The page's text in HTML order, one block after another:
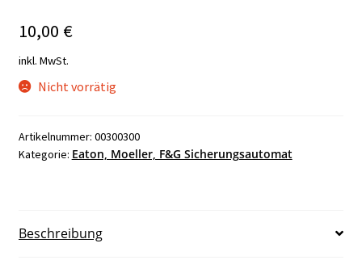
10,00 €
inkl. MwSt.
Nicht vorrätig
Artikelnummer: 00300300
Kategorie: Eaton, Moeller, F&G Sicherungsautomat
Beschreibung